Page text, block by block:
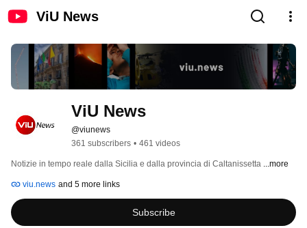
ViU News
ViU News
@viunews
361 subscribers • 461 videos
Notizie in tempo reale dalla Sicilia e dalla provincia di Caltanissetta ...more
viu.news and 5 more links
Subscribe